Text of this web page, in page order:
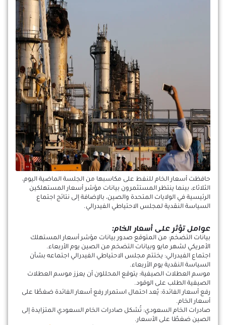
حافظت أسعار الخام للنفط على مكاسبها من الجلسة الماضية اليوم،
الثلاثاء، بينما ينتظر المستثمرون بيانات مؤشر أسعار المستهلكين
الرئيسية في الولايات المتحدة والصين، بالإضافة إلى نتائج اجتماع
السياسة النقدية لمجلس الاحتياطي الفيدرالي.
عوامل تؤثر على أسعار الخام:
بيانات التضخم: من المتوقع صدور بيانات مؤشر أسعار المستهلك
الأمريكي لشهر مايو وبيانات التضخم من الصين يوم الأربعاء.
اجتماع الفيدرالي: يختتم مجلس الاحتياطي الفيدرالي اجتماعه بشأن
السياسة النقدية يوم الأربعاء.
موسم العطلات الصيفية: يتوقع المحللون أن يعزز موسم العطلات
الصيفية الطلب على الوقود.
رفع أسعار الفائدة: يُعد احتمال استمرار رفع أسعار الفائدة ضغطًا على
أسعار الخام.
صادرات الخام السعودي: تُشكل صادرات الخام السعودي المتزايدة إلى
الصين ضغطًا على الأسعار.